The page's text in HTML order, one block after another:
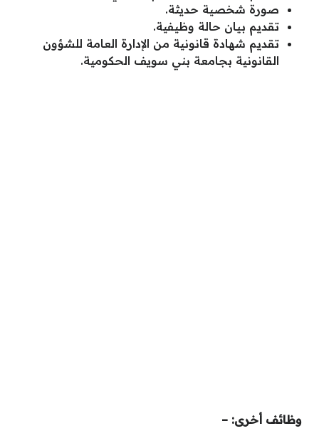
صورة شخصية حديثة.
تقديم بيان حالة وظيفية.
تقديم شهادة قانونية من الإدارة العامة للشؤون
القانونية بجامعة بني سويف الحكومية.
وظائف أخرى: –